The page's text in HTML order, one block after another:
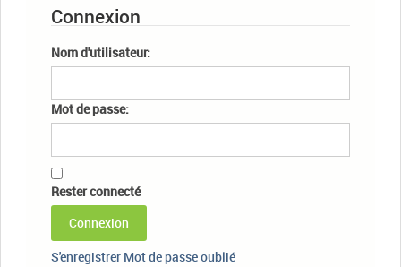
Connexion
Nom d'utilisateur:
Mot de passe:
Rester connecté
Connexion
S'enregistrer Mot de passe oublié